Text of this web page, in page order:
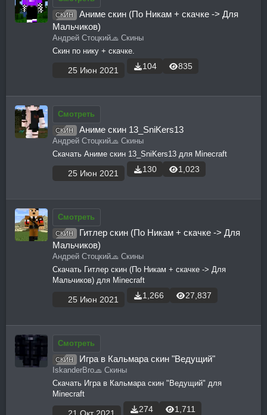
СКИН
Аниме скин (По Никам + скачке -> Для
Мальчиков)
Андрей Стоцкий🧢 Скины
Скин по нику + скачке.
25 Июн 2021 104 835
Смотреть
СКИН Аниме скин 13_SniKers13
Андрей Стоцкий🧢 Скины
Скачать Аниме скин 13_SniKers13 для Minecraft
25 Июн 2021 130 1,023
Смотреть
СКИН
Гитлер скин (По Никам + скачке -> Для
Мальчиков)
Андрей Стоцкий🧢 Скины
Скачать Гитлер скин (По Никам + скачке -> Для
Мальчиков) для Minecraft
25 Июн 2021 1,266 27,837
Смотреть
СКИН Игра в Кальмара скин "Ведущий"
IskanderBro🧢 Скины
Скачать Игра в Кальмара скин "Ведущий" для
Minecraft
21 Окт 2021 274 1,711